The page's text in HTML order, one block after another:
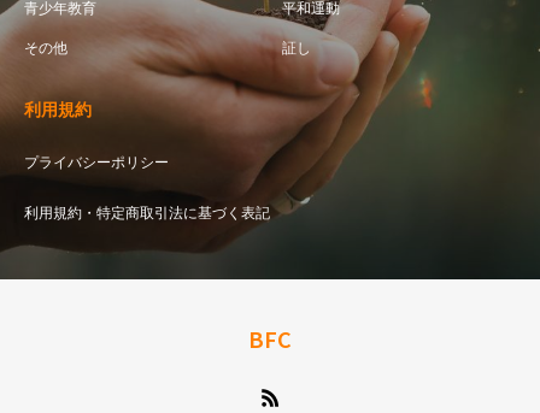
青少年教育 平和運動
その他 証し
利用規約
プライバシーポリシー
利用規約・特定商取引法に基づく表記
BFC